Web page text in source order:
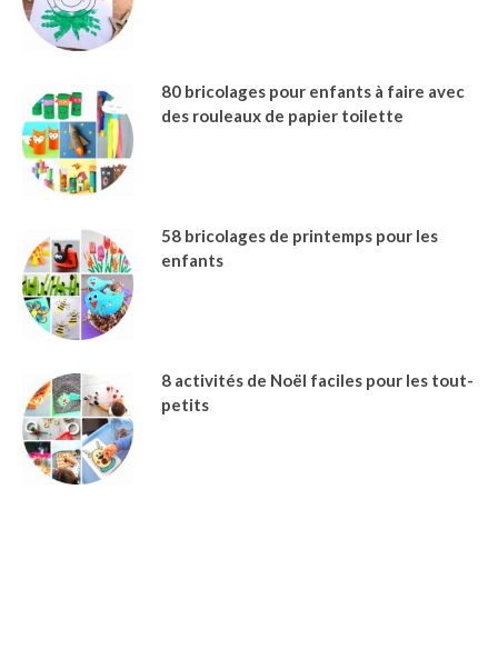
80 bricolages pour enfants à faire avec
des rouleaux de papier toilette
58 bricolages de printemps pour les
enfants
8 activités de Noël faciles pour les tout-
petits